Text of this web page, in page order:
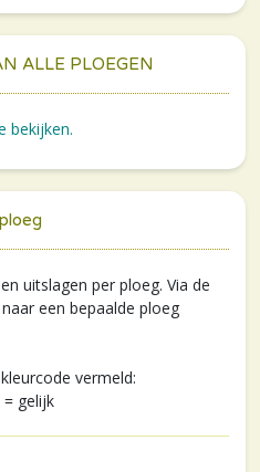
ALLE PLOEGEN
bekijken.
uitslagen per ploeg. Via de
een bepaalde ploeg
vermeld:
= gelijk